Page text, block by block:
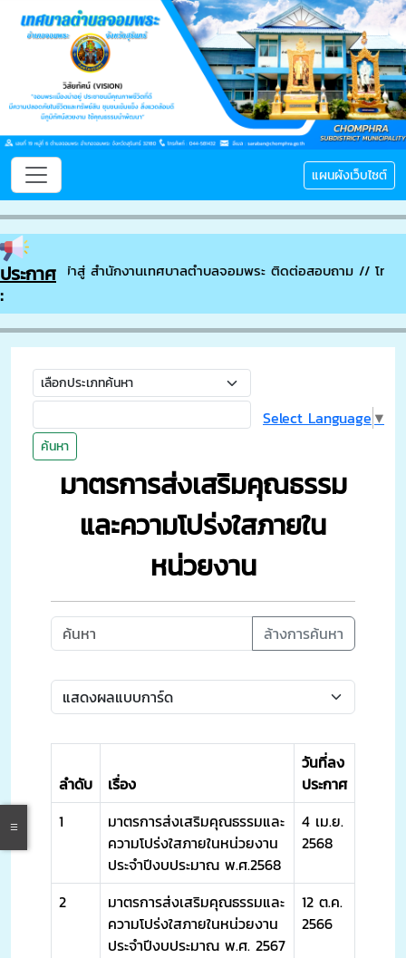
แผนผังเว็บไซต์
ประกาศ
:
ต้อนรับเข้าสู่ สำนักงานเทศบาลตำบลจอมพระ ติดต่อสอบถาม // โทรศั
ค้นหา
Select Language ▼
มาตรการส่งเสริมคุณธรรม
และความโปร่งใสภายใน
หน่วยงาน
ล้างการค้นหา
ลำดับ เรื่อง
วันที่ลง
ประกาศ
1
มาตรการส่งเสริมคุณธรรมและ
ความโปร่งใสภายในหน่วยงาน
ประจำปีงบประมาณ พ.ศ.2568
4 เม.ย.
2568
2
มาตรการส่งเสริมคุณธรรมและ
ความโปร่งใสภายในหน่วยงาน
ประจำปีงบประมาณ พ.ศ. 2567
12 ต.ค.
2566